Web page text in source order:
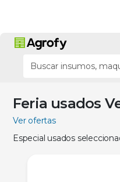
Feria usados
Ver ofertas
Especial usados